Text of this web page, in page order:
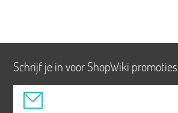
Schrijf je in voor ShopWiki promoties